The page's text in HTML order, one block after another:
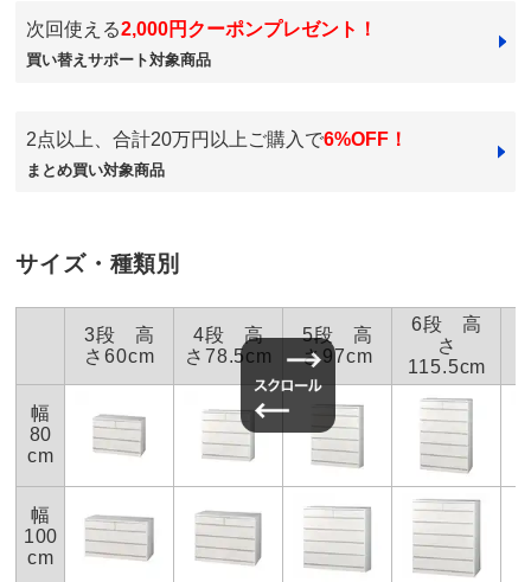
改定日：2026/7/1
旧価格：¥49,900 税込
別
※商品1個につき、上記配送料金となります。
※北海道・九州・沖縄は地域配送料がかかります。
ます。
できません。
※家具レンタル「flect」をご利用の場合、返却は中途解
約として承ります。
詳しくはこちら
梱包サイズ
個口数…1
＜個口1＞幅104×奥行54×高さ82cm 重さ43.0kg
※大型商品につき、搬入経路のご確認をお願いします。
お部屋に入らず吊り上げをする場合、別途以下の作業代金がかか
ります。商品や個数、作業内容・設置場所等により、目安の作業
代金よりも高くなる場合があります。
＜作業代金の目安＞
ホワイト
かりした作りでした。しかし、玄関先届けのはずが配送
員に重いので一緒に持って下さい！と言われ玄関まで一
神奈川県
洗面所にリフォームのため購入しました。白で統一した
洗面所に艶のある白のチェストが映えて、素敵な空間に
なりました。
次回使える2,000円クーポンプレゼント！
買い替えサポート対象商品
2点以上、合計20万円以上ご購入で6%OFF！
まとめ買い対象商品
サイズ・種類別
3段 高
さ60cm
4段 高
さ78.5cm
5段 高
さ97cm
6段 高
さ
115.5cm
幅
80
cm
幅
100
cm